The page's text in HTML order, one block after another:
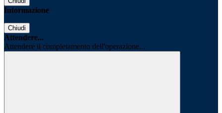
Informazione
Chiudi
Attendere...
Attendere il completamento dell'operazione...